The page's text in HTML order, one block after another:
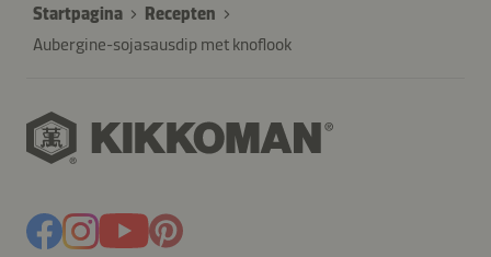
Startpagina
Recepten
Aubergine-sojasausdip met knoflook